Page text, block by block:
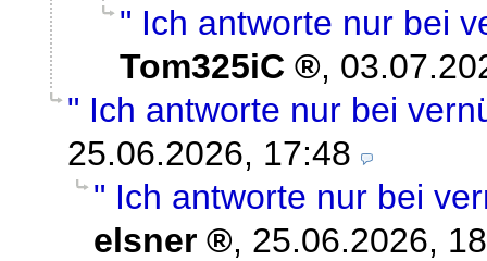
" Ich antworte nur bei
Tom325iC
,
" Ich antworte nur bei
25.06.2026, 17:48
" Ich antworte nur bei
elsner
, 25.06.2026,